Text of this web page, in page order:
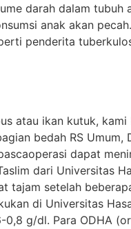
darah dalam
anak akan
penderita
atau ikan kutuk,
bedah RS Umum,
dapat
dari Universitas
tajam setelah
di Universitas
g/dl. Para ODHA